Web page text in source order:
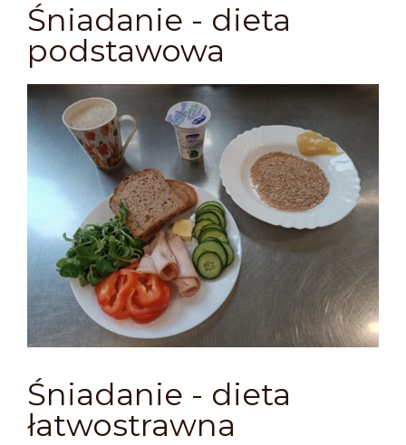
Śniadanie - dieta
podstawowa
Śniadanie - dieta
łatwostrawna